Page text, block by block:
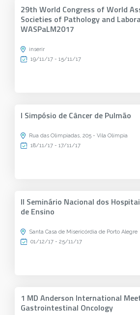
29th World Congress of World
Societies of Pathology and
WASPaLM2017
inserir
19/11/17 - 15/11/17
I Simpósio de Câncer de Pulmão
Rua das Olimpíadas, 205 - Vila Olímpia
18/11/17 - 17/11/17
II Seminário Nacional dos
de Ensino
Santa Casa de Misericórdia de Porto Alegre
01/12/17 - 25/11/17
1 MD Anderson International
Gastrointestinal Oncology